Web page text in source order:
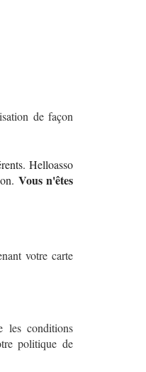
de façon
Helloasso
Vous n'êtes
votre carte
conditions
politique de